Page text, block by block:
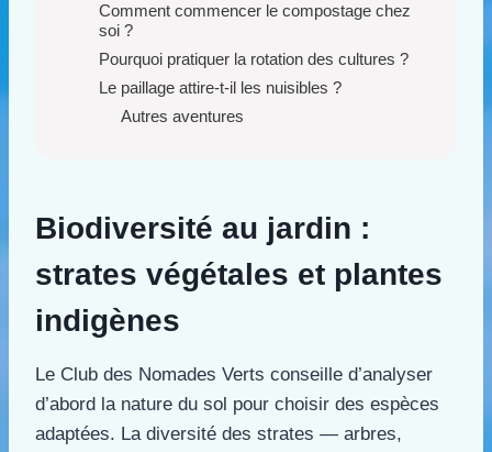
Comment commencer le compostage chez
soi ?
Pourquoi pratiquer la rotation des cultures ?
Le paillage attire-t-il les nuisibles ?
Autres aventures
Biodiversité au jardin :
strates végétales et plantes
indigènes
Le Club des Nomades Verts conseille d’analyser
d’abord la nature du sol pour choisir des espèces
adaptées. La diversité des strates — arbres,